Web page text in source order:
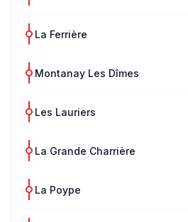
La Ferrière
Montanay Les Dîmes
Les Lauriers
La Grande Charrière
La Poype